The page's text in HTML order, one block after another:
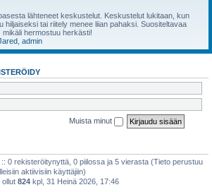
lähteneet keskustelut. Keskustelut lukitaan, kun
hiljaiseksi tai riitely menee liian pahaksi. Suositeltavaa
mikäli hermostuu herkästi!
admin
Muista minut
0 rekisteröitynyttä, 0 piilossa ja 5 vierasta (Tieto perustuu
aktiivisiin käyttäjiin)
ollut 824 kpl, 31 Heinä 2026, 17:46